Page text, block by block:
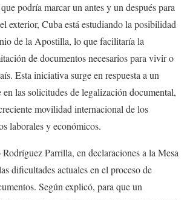
podría marcar un antes y un después para
exterior, Cuba está estudiando la posibilidad
de la Apostilla, lo que facilitaría la
de documentos necesarios para vivir o
Esta iniciativa surge en respuesta a un
las solicitudes de legalización documental,
movilidad internacional de los
laborales y económicos.
Parrilla, en declaraciones a la Mesa
dificultades actuales en el proceso de
Según explicó, para que un